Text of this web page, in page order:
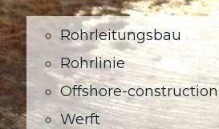
Rohrleitungsbau
Rohrlinie
Offshore-construction
Werft